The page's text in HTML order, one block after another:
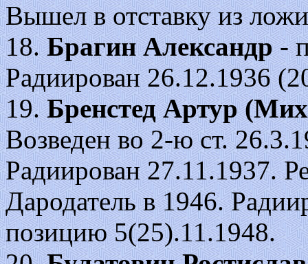
Вышел в отставку из
18.Брагин Александр-
Радиирован 26.12.1936
19.Бренстед Артур
Возведен во 2-ю ст.
Радиирован 27.11.1937.
Дародатель в 1946.
позицию 5(25).11.1948.